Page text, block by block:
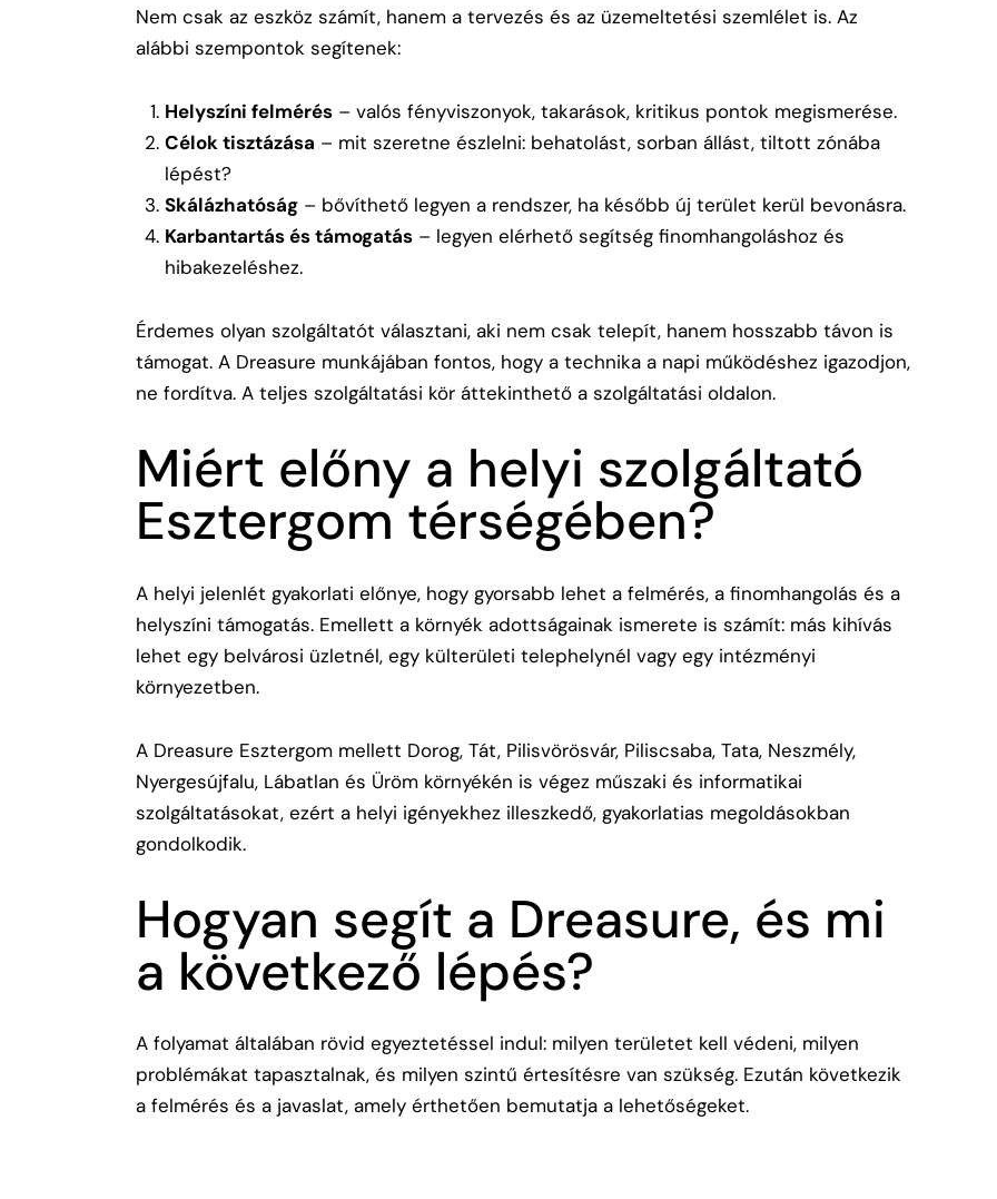
Nem csak az eszköz számít, hanem a tervezés és az üzemeltetési szemlélet is. Az
alábbi szempontok segítenek:
Helyszíni felmérés– valós fényviszonyok, takarások, kritikus pontok megismerése.
Célok tisztázása – mit szeretne észlelni: behatolást, sorban állást, tiltott zónába
lépést?
Skálázhatóság– bővíthető legyen a rendszer, ha később új terület kerül bevonásra.
Karbantartás és támogatás– legyen elérhető segítség finomhangoláshoz és
hibakezeléshez.
Érdemes olyan szolgáltatót választani, aki nem csak telepít, hanem hosszabb távon is
támogat. A Dreasure munkájában fontos, hogy a technika a napi működéshez igazodjon,
ne fordítva. A teljes szolgáltatási kör áttekinthető a szolgáltatási oldalon.
Miért előny a helyi szolgáltató
Esztergom térségében?
A helyi jelenlét gyakorlati előnye, hogy gyorsabb lehet a felmérés, a finomhangolás és a
helyszíni támogatás. Emellett a környék adottságainak ismerete is számít: más kihívás
lehet egy belvárosi üzletnél, egy külterületi telephelynél vagy egy intézményi
környezetben.
A Dreasure Esztergom mellett Dorog, Tát, Pilisvörösvár, Piliscsaba, Tata, Neszmély,
Nyergesújfalu, Lábatlan és Üröm környékén is végez műszaki és informatikai
szolgáltatásokat, ezért a helyi igényekhez illeszkedő, gyakorlatias megoldásokban
gondolkodik.
Hogyan segít a Dreasure, és mi
a következő lépés?
A folyamat általában rövid egyeztetéssel indul: milyen területet kell védeni, milyen
problémákat tapasztalnak, és milyen szintű értesítésre van szükség. Ezután következik
a felmérés és a javaslat, amely érthetően bemutatja a lehetőségeket.